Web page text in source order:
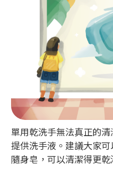
單用乾洗手無法真正的
提供洗手液。建議大家
隨身皂，可以清潔得更乾